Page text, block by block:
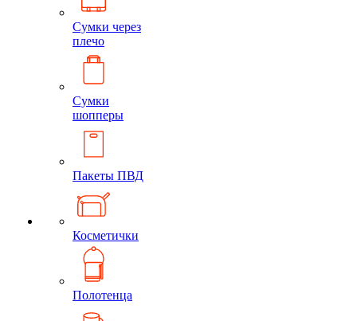
Сумки через
плечо
Сумки
шопперы
Пакеты ПВД
Косметички
Полотенца